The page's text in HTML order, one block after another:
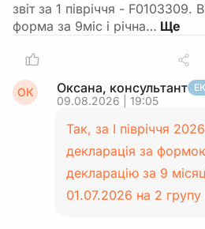
звіт за 1 півріччя - F0103309.
форма за 9міс і річна…
ОК Оксана, консультант
09.08.2026 | 19:05
Так, за І півріччя
декларація за
декларацію за 9
01.07.2026 на 2